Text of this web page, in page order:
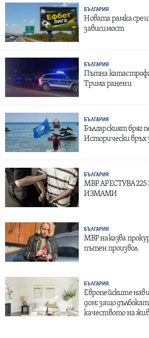
БЪЛГАРИЯ
Новата рамка
зависимост
БЪЛГАРИЯ
Пътна катастрофа
Трима ранени
БЪЛГАРИЯ
Българският бряг
Исторически
БЪЛГАРИЯ
МВР АРЕСТУВА
ИЗМАМИ
БЪЛГАРИЯ
МВР наказва
пътен произвол
БЪЛГАРИЯ
Европейските
дом: защо
качеството на